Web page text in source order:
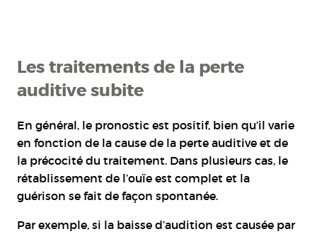
Les traitements de la perte
auditive subite
En général, le pronostic est positif, bien qu’il varie
en fonction de la cause de la perte auditive et de
la précocité du traitement. Dans plusieurs cas, le
rétablissement de l’ouïe est complet et la
guérison se fait de façon spontanée.
Par exemple, si la baisse d’audition est causée par